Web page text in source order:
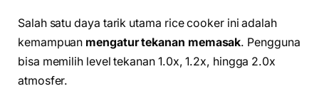
Salah satu daya tarik utama rice cooker ini adalah
kemampuan mengatur tekanan memasak. Pengguna
bisa memilih level tekanan 1.0x, 1.2x, hingga 2.0x
atmosfer.